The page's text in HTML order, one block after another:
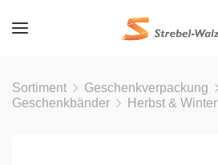
Sortiment
Geschenkverpackung
Geschenkbänder
Herbst & Winter